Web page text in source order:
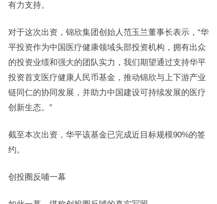
有力支持。
对于这次出资，锦欣集团创始人范玉兰董事长表示，“华
平投资作为中国医疗健康领域头部投资机构，拥有出众
的投资业绩和强大的团队实力，我们期望通过支持华平
投资首支医疗健康人民币基金，推动锦欣与上下游产业
链同仁的协同发展，并助力中国建设可持续发展的医疗
创新生态。”
截至本次出资，华平该基金已完成近目标规模90%的签
约。
创投圈反哺一幕